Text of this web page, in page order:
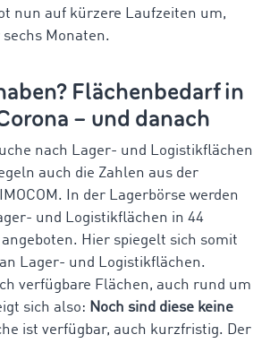
nun auf kürzere Laufzeiten um,
Monaten.
Flächenbedarf in
– und danach
nach Lager- und Logistikflächen
auch die Zahlen aus der
In der Lagerbörse werden
und Logistikflächen in 44
Hier spiegelt sich somit
Lager- und Logistikflächen.
verfügbare Flächen, auch rund um
sich also: Noch sind diese keine
ist verfügbar, auch kurzfristig. Der